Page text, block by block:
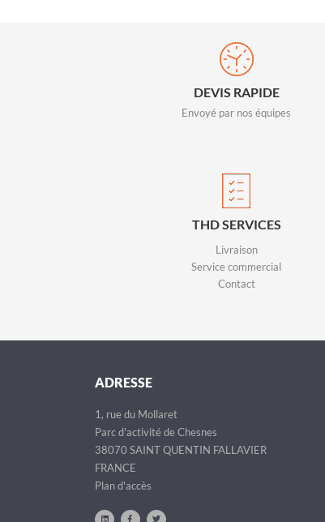
DEVIS RAPIDE
Envoyé par nos équipes
THD SERVICES
Livraison
Service commercial
Contact
ADRESSE
1, rue du Mollaret
Parc d'activité de Chesnes
38070 SAINT QUENTIN FALLAVIER
FRANCE
Plan d'accès